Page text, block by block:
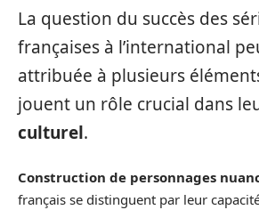
La question du succès des
françaises à l’international
attribuée à plusieurs
jouent un rôle crucial dans
culturel.
Construction de personnages
français se distinguent par leur